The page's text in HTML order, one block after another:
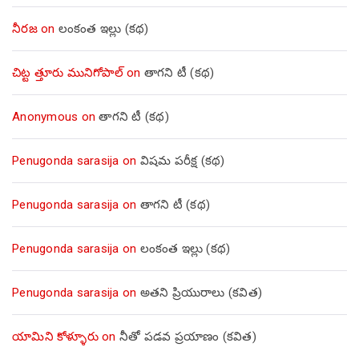
నీరజon లంకంత ఇల్లు (కథ)
చిట్ట త్తూరు మునిగోపాల్on తాగని టీ (కథ)
Anonymous onతాగని టీ (కథ)
Penugonda sarasija on విషమ పరీక్ష (క‌థ‌)
Penugonda sarasija on తాగని టీ (కథ)
Penugonda sarasija on లంకంత ఇల్లు (కథ)
Penugonda sarasija on అతని ప్రియురాలు (కవిత)
యామిని కోళ్ళూరుon నీతో పడవ ప్రయాణం (కవిత)